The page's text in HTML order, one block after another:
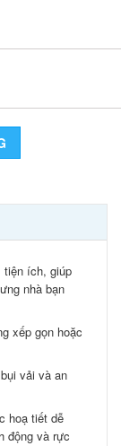
tiện ích, giúp
nhà bạn
xếp gọn hoặc
vải và an
hoạ tiết dễ
động và rực